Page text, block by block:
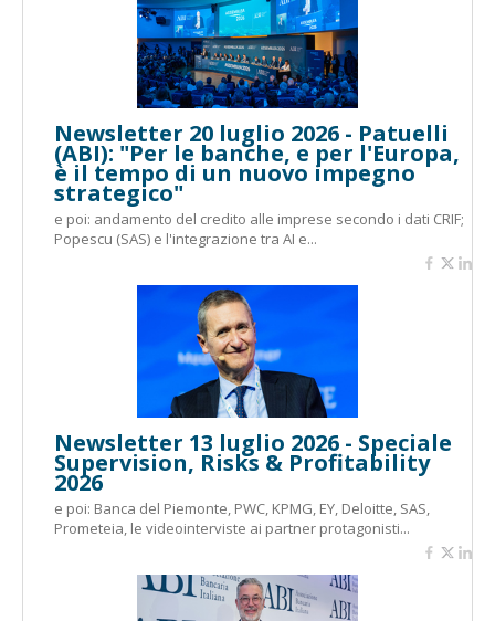
Newsletter 20 luglio 2026 - Patuelli
(ABI): "Per le banche, e per l'Europa,
è il tempo di un nuovo impegno
strategico"
e poi: andamento del credito alle imprese secondo i dati CRIF;
Popescu (SAS) e l'integrazione tra AI e...
Newsletter 13 luglio 2026 - Speciale
Supervision, Risks & Profitability
2026
e poi: Banca del Piemonte, PWC, KPMG, EY, Deloitte, SAS,
Prometeia, le videointerviste ai partner protagonisti...